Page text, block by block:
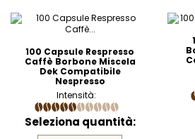
100 Capsule Respresso
Caffè Borbone Miscela
Dek Compatibile
Nespresso
Intensità:
Seleziona quantità: